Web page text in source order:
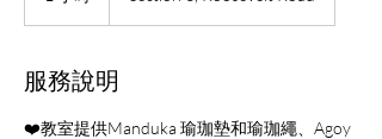
服務說明
❤️教室提供Manduka 瑜珈墊和瑜珈繩、Agoy